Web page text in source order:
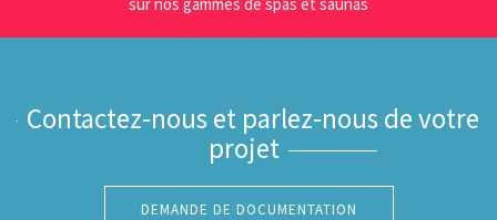
Contactez-nous et parlez-nous de votre
projet
DEMANDE DE DOCUMENTATION